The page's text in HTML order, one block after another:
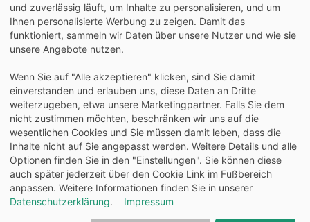
Bequeme Zahlung über Paypal
2 Jahre Gewährleistung
Alle Texte, Grafiken, Bilder und das Layout sind
urheberrechtlich geschützt und dürfen nicht ohne
ausdrückliche, schriftliche Erlaubnis weiterverwendet werden.
© 2026 bits&paper GmbH - Oxford Fachshop - OXFORD
100050400 - Schule Schulheft A4, 16 Blatt, Lineatur 1, Optik
Paper®
und zuverlässig läuft, um Inhalte zu personalisieren, und um
Ihnen personalisierte Werbung zu zeigen. Damit das
funktioniert, sammeln wir Daten über unsere Nutzer und wie sie
unsere Angebote nutzen.
Wenn Sie auf "Alle akzeptieren" klicken, sind Sie damit
einverstanden und erlauben uns, diese Daten an Dritte
weiterzugeben, etwa unsere Marketingpartner. Falls Sie dem
nicht zustimmen möchten, beschränken wir uns auf die
wesentlichen Cookies und Sie müssen damit leben, dass die
Inhalte nicht auf Sie angepasst werden. Weitere Details und alle
Optionen finden Sie in den "Einstellungen". Sie können diese
auch später jederzeit über den Cookie Link im Fußbereich
anpassen. Weitere Informationen finden Sie in unserer
Datenschutzerklärung. Impressum